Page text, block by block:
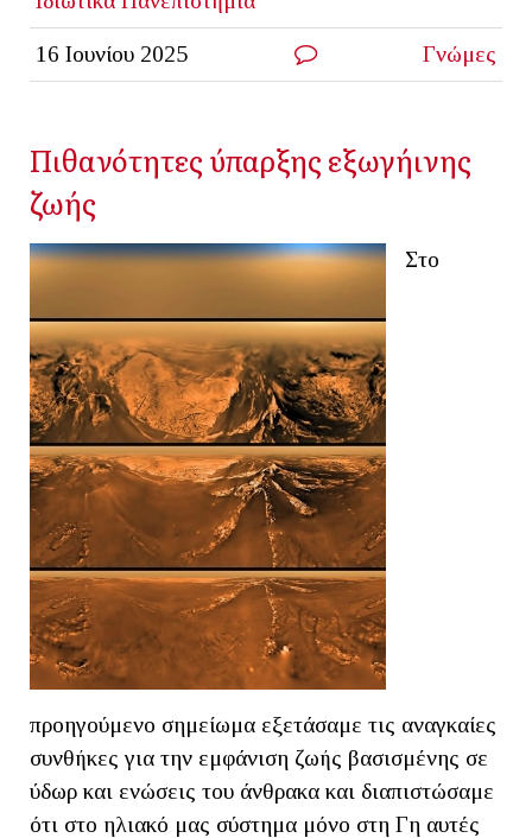
16 Ιουνίου 2025 Γνώμες
Πιθανότητες ύπαρξης εξωγήινης
ζωής
Στο
προηγούμενο σημείωμα εξετάσαμε τις αναγκαίες
συνθήκες για την εμφάνιση ζωής βασισμένης σε
ύδωρ και ενώσεις του άνθρακα και διαπιστώσαμε
ότι στο ηλιακό μας σύστημα μόνο στη Γη αυτές